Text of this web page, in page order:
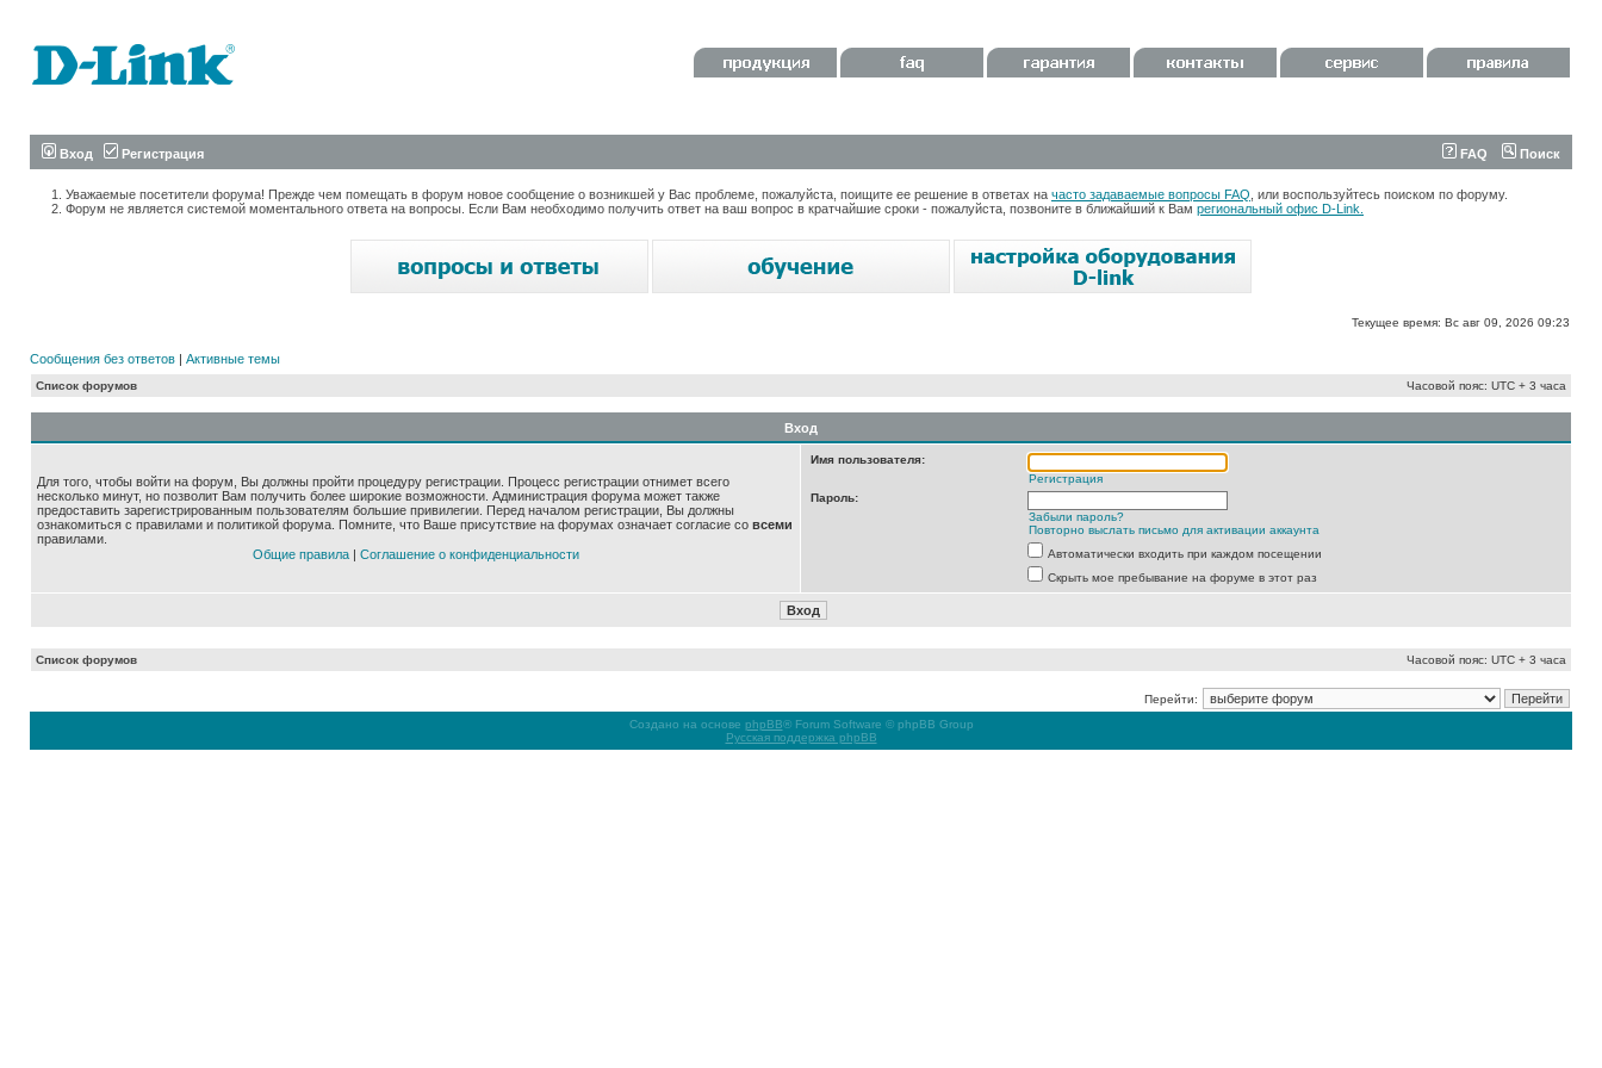
Вход Регистрация FAQ Поиск
Уважаемые посетители форума! Прежде чем помещать в форум новое сообщение о возникшей у Вас проблеме, пожалуйста, поищите ее решение в ответах на часто задаваемые вопросы FAQ , или воспользуйтесь поиском по форуму.
Форум не является системой моментального ответа на вопросы. Если Вам необходимо получить ответ на ваш вопрос в кратчайшие сроки - пожалуйста, позвоните в ближайший к Вам региональный офис D-Link.
Текущее время: Вс авг 09, 2026 09:23
Сообщения без ответов | Активные темы
Список форумов Часовой пояс: UTC + 3 часа
Вход
Для того, чтобы войти на форум, Вы должны пройти процедуру регистрации. Процесс регистрации отнимет всего
несколько минут, но позволит Вам получить более широкие возможности. Администрация форума может также
предоставить зарегистрированным пользователям большие привилегии. Перед началом регистрации, Вы должны
ознакомиться с правилами и политикой форума. Помните, что Ваше присутствие на форумах означает согласие со всеми
правилами.
Общие правила| Соглашение о конфиденциальности
Имя пользователя:
Регистрация
Пароль:
Забыли пароль?
Повторно выслать письмо для активации аккаунта
Автоматически входить при каждом посещении
Скрыть мое пребывание на форуме в этот раз
Список форумов Часовой пояс: UTC + 3 часа
Перейти:
Создано на основе phpBB® Forum Software © phpBB Group
Русская поддержка phpBB